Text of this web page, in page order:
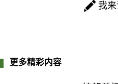
我
更多精彩内容